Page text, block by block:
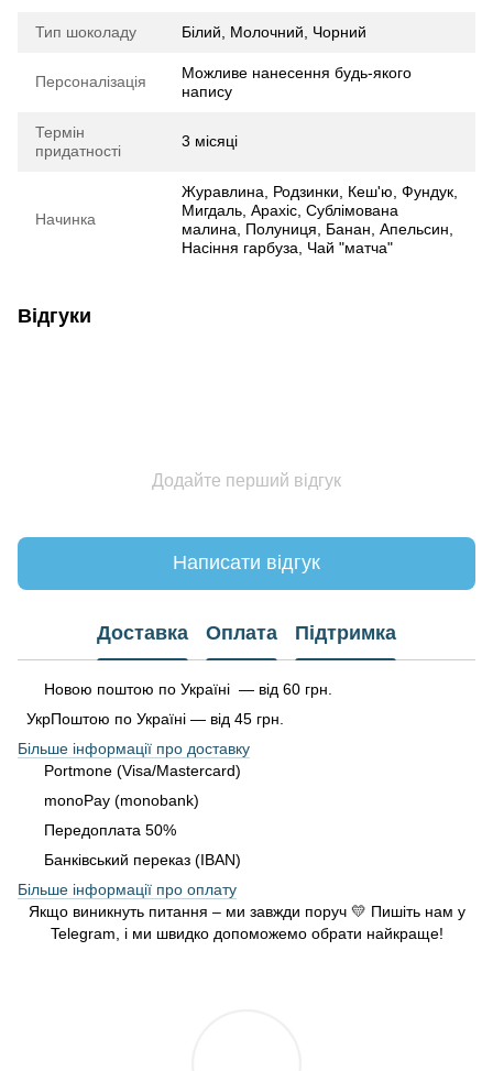
Тип шоколаду Білий, Молочний, Чорний
Персоналізація
Можливе нанесення будь-якого
напису
Термін
придатності
3 місяці
Начинка
Журавлина, Родзинки, Кеш'ю, Фундук,
Мигдаль, Арахіс, Сублімована
малина, Полуниця, Банан, Апельсин,
Насіння гарбуза, Чай "матча"
Відгуки
Додайте перший відгук
Написати відгук
Доставка Оплата Підтримка
Новою поштою по Україні — від 60 грн.
УкрПоштою по Україні — від 45 грн.
Більше інформації про доставку
Portmone (Visa/Mastercard)
monoPay (monobank)
Передоплата 50%
Банківський переказ (IBAN)
Більше інформації про оплату
Якщо виникнуть питання – ми завжди поруч 💛 Пишіть нам у
Telegram, і ми швидко допоможемо обрати найкраще!